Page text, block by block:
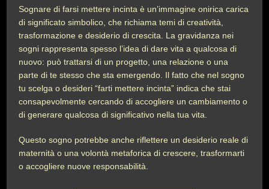
Sognare di farsi mettere incinta è un’immagine onirica carica
di significato simbolico, che richiama temi di creatività,
trasformazione e desiderio di crescita. La gravidanza nei
sogni rappresenta spesso l’idea di dare vita a qualcosa di
nuovo: può trattarsi di un progetto, una relazione o una
parte di te stesso che sta emergendo. Il fatto che nel sogno
tu scelga o desideri “farti mettere incinta” indica che stai
consapevolmente cercando di accogliere un cambiamento o
di generare qualcosa di significativo nella tua vita.
Questo sogno potrebbe anche riflettere un desiderio reale di
maternità o una volontà metaforica di crescere, trasformarti
o accogliere nuove responsabilità.